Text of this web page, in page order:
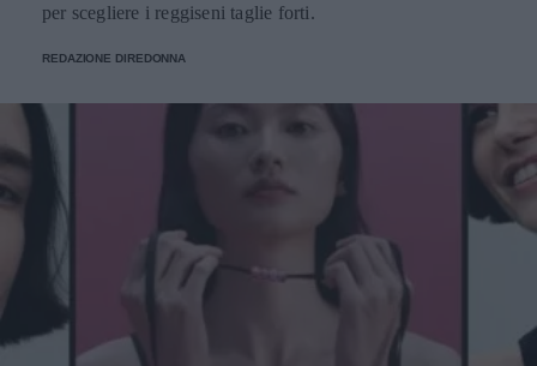
per scegliere i reggiseni taglie forti.
REDAZIONE DIREDONNA